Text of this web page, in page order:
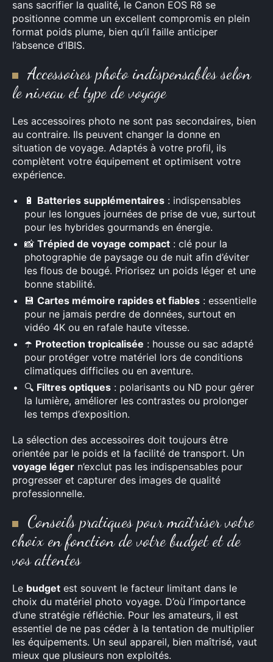
sans sacrifier la qualité, le Canon EOS R8 se
positionne comme un excellent compromis en plein
format poids plume, bien qu’il faille anticiper
l’absence d’IBIS.
Accessoires photo indispensables selon
le niveau et type de voyage
Les accessoires photo ne sont pas secondaires, bien
au contraire. Ils peuvent changer la donne en
situation de voyage. Adaptés à votre profil, ils
complètent votre équipement et optimisent votre
expérience.
🔋 Batteries supplémentaires : indispensables
pour les longues journées de prise de vue, surtout
pour les hybrides gourmands en énergie.
📸 Trépied de voyage compact : clé pour la
photographie de paysage ou de nuit afin d’éviter
les flous de bougé. Priorisez un poids léger et une
bonne stabilité.
💾 Cartes mémoire rapides et fiables : essentielle
pour ne jamais perdre de données, surtout en
vidéo 4K ou en rafale haute vitesse.
☂️ Protection tropicalisée : housse ou sac adapté
pour protéger votre matériel lors de conditions
climatiques difficiles ou en aventure.
🔍 Filtres optiques : polarisants ou ND pour gérer
la lumière, améliorer les contrastes ou prolonger
les temps d’exposition.
La sélection des accessoires doit toujours être
orientée par le poids et la facilité de transport. Un
voyage léger n’exclut pas les indispensables pour
progresser et capturer des images de qualité
professionnelle.
Conseils pratiques pour maîtriser votre
choix en fonction de votre budget et de
vos attentes
Le budget est souvent le facteur limitant dans le
choix du matériel photo voyage. D’où l’importance
d’une stratégie réfléchie. Pour les amateurs, il est
essentiel de ne pas céder à la tentation de multiplier
les équipements. Un seul appareil, bien maîtrisé, vaut
mieux que plusieurs non exploités.
Rechercher
: